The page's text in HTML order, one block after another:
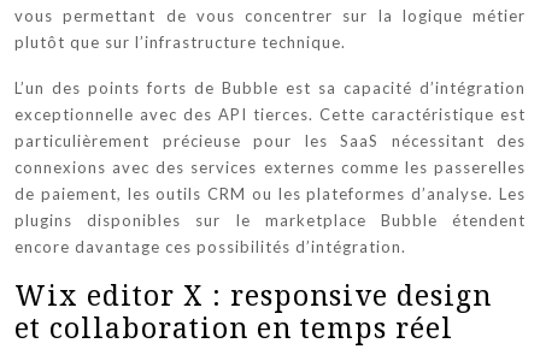
vous permettant de vous concentrer sur la logique métier
plutôt que sur l’infrastructure technique.
L’un des points forts de Bubble est sa capacité d’intégration
exceptionnelle avec des API tierces. Cette caractéristique est
particulièrement précieuse pour les SaaS nécessitant des
connexions avec des services externes comme les passerelles
de paiement, les outils CRM ou les plateformes d’analyse. Les
plugins disponibles sur le marketplace Bubble étendent
encore davantage ces possibilités d’intégration.
Wix editor X : responsive design
et collaboration en temps réel